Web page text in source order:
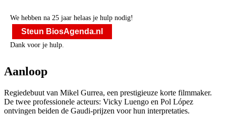
We hebben na 25 jaar helaas je hulp nodig!
Steun BiosAgenda.nl
Dank voor je hulp.
Aanloop
Regiedebuut van Mikel Gurrea, een prestigieuze korte filmmaker.
De twee professionele acteurs: Vicky Luengo en Pol López
ontvingen beiden de Gaudi-prijzen voor hun interpretaties.